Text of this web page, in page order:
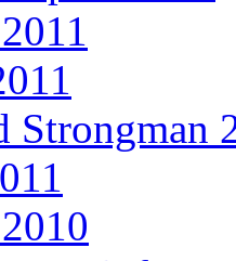
Strongman